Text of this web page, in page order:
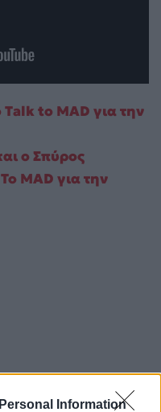
Information
to MAD για την
ο Σπύρος
MAD για την